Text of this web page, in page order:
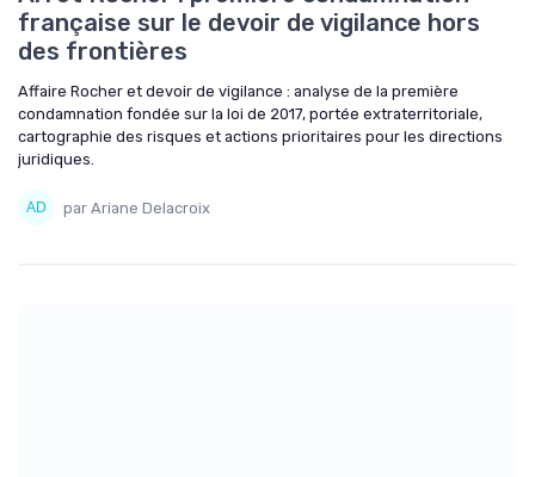
française sur le devoir de vigilance hors
des frontières
Affaire Rocher et devoir de vigilance : analyse de la première
condamnation fondée sur la loi de 2017, portée extraterritoriale,
cartographie des risques et actions prioritaires pour les directions
juridiques.
par Ariane Delacroix